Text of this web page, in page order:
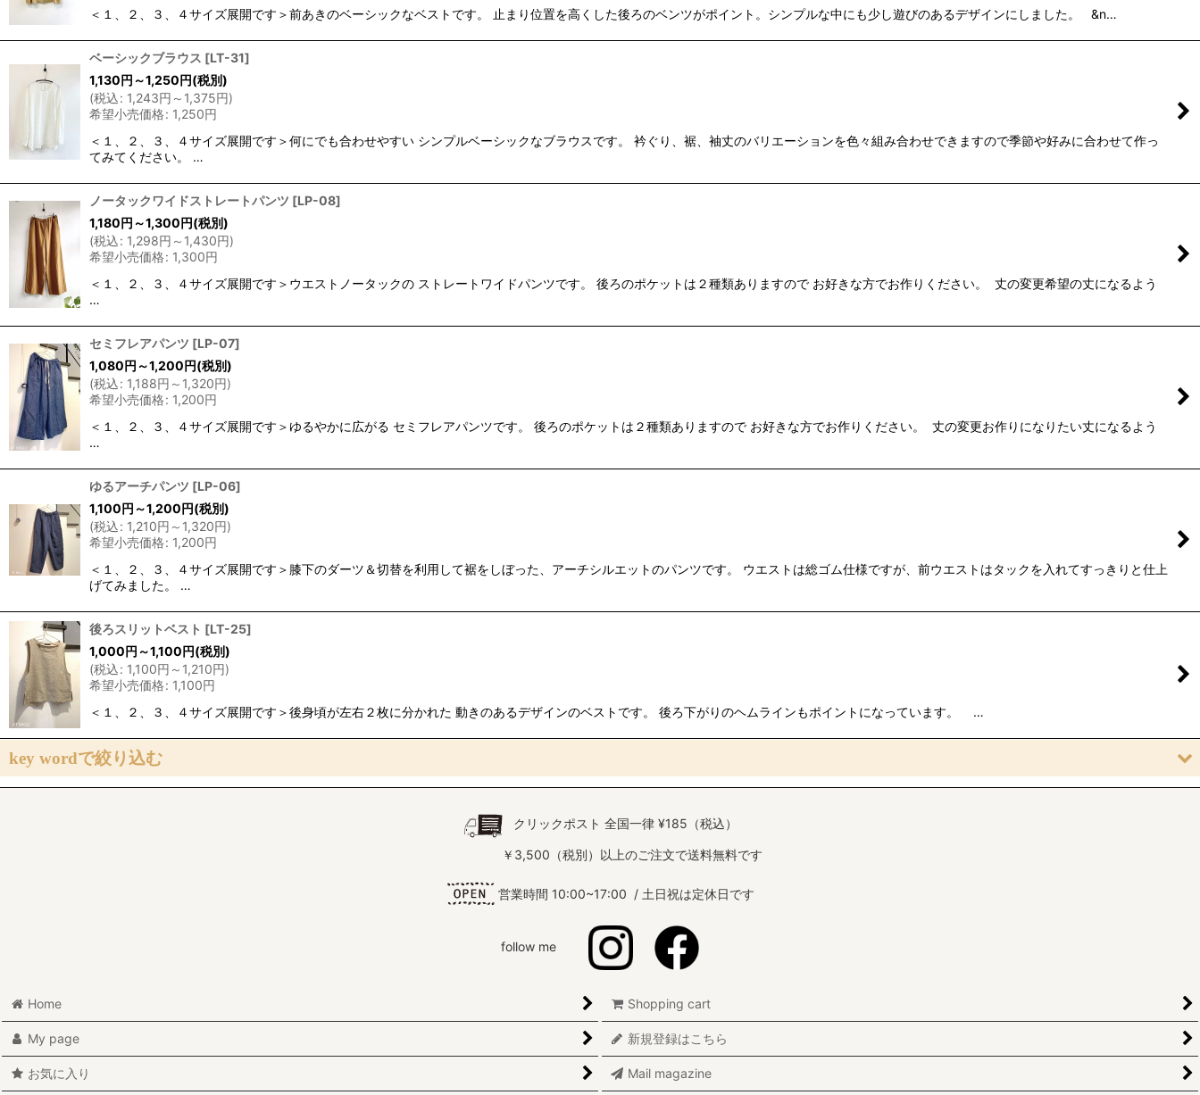
＜１、２、３、４サイズ展開です＞前あきのベーシックなベストです。 止まり位置を高くした後ろのベンツがポイント。シンプルな中にも少し遊びのあるデザインにしました。 &n…
ベーシックブラウス [LT-31]
1,130円 ～1,250円(税別)
(税込: 1,243円 ～1,375円)
希望小売価格: 1,250円
＜１、２、３、４サイズ展開です＞何にでも合わせやすい シンプルベーシックなブラウスです。 衿ぐり、裾、袖丈のバリエーションを色々組み合わせできますので季節や好みに合わせて作っ
てみてください。 …
ノータックワイドストレートパンツ [LP-08]
1,180円 ～1,300円(税別)
(税込: 1,298円 ～1,430円)
希望小売価格: 1,300円
＜１、２、３、４サイズ展開です＞ウエストノータックの ストレートワイドパンツです。 後ろのポケットは２種類ありますので お好きな方でお作りください。 丈の変更希望の丈になるよう
…
セミフレアパンツ [LP-07]
1,080円 ～1,200円(税別)
(税込: 1,188円 ～1,320円)
希望小売価格: 1,200円
＜１、２、３、４サイズ展開です＞ゆるやかに広がる セミフレアパンツです。 後ろのポケットは２種類ありますので お好きな方でお作りください。 丈の変更お作りになりたい丈になるよう
…
ゆるアーチパンツ [LP-06]
1,100円 ～1,200円(税別)
(税込: 1,210円 ～1,320円)
希望小売価格: 1,200円
＜１、２、３、４サイズ展開です＞膝下のダーツ＆切替を利用して裾をしぼった、アーチシルエットのパンツです。 ウエストは総ゴム仕様ですが、前ウエストはタックを入れてすっきりと仕上
げてみました。 …
後ろスリットベスト [LT-25]
1,000円 ～1,100円(税別)
(税込: 1,100円 ～1,210円)
希望小売価格: 1,100円
＜１、２、３、４サイズ展開です＞後身頃が左右２枚に分かれた 動きのあるデザインのベストです。 後ろ下がりのヘムラインもポイントになっています。 …
key wordで絞り込む
親子でお揃い
クリックポスト 全国一律 ¥185（税込）
￥3,500（税別）以上のご注文で送料無料です
営業時間 10:00~17:00 / 土日祝は定休日です
follow me
Home Shopping cart
My page 新規登録はこちら
お気に入り Mail magazine